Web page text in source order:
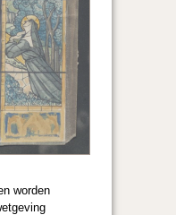
worden